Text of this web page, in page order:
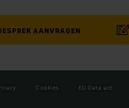
AANVRAGEN
Cookies EU Data act